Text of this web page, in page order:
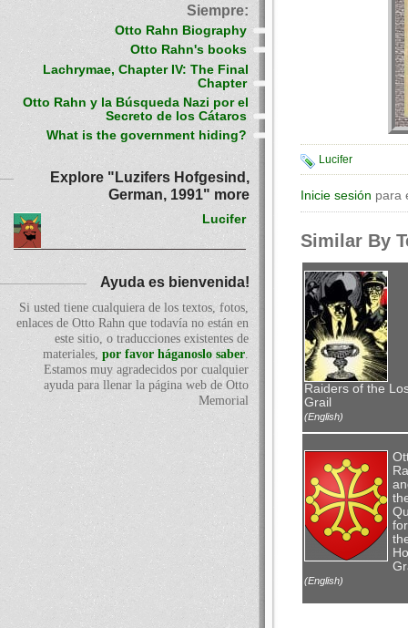
Lucifer
Inicie sesión para
Similar By
Raiders of the
Grail
(English)
for
(English)
Siempre:
Otto Rahn Biography
Otto Rahn's books
Lachrymae, Chapter IV: The Final
Chapter
Otto Rahn y la Búsqueda Nazi por el
Secreto de los Cátaros
What is the government hiding?
Explore "Luzifers Hofgesind,
German, 1991" more
Lucifer
Ayuda es bienvenida!
Si usted tiene cualquiera de los textos, fotos,
enlaces de Otto Rahn que todavía no están en
este sitio, o traducciones existentes de
materiales, por favor háganoslo saber.
Estamos muy agradecidos por cualquier
ayuda para llenar la página web de Otto
Memorial